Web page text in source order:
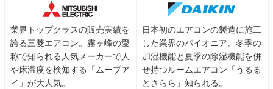
業界トップクラスの販売実績を
誇る三菱エアコン。霧ヶ峰の愛
称で知られる人気メーカーで人
や床温度を検知する「ムーブア
イ」が大人気。
日本初のエアコンの製造に施工
した業界のパイオニア。冬季の
加湿機能と夏季の除湿機能を併
せ持つルームエアコン「うるる
とさらら」知られる。